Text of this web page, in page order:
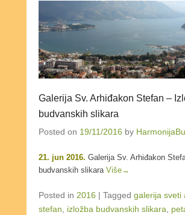
Galerija Sv. Arhiđakon Stefan –
budvanskih slikara
Posted on 19/11/2016 by
21. jun 2016. Galerija Sv. Arhiđakon
budvanskih slikara Više→
Posted in 2016 | Tagged galerija sveti
stefan, izložba budvanskih slikara,